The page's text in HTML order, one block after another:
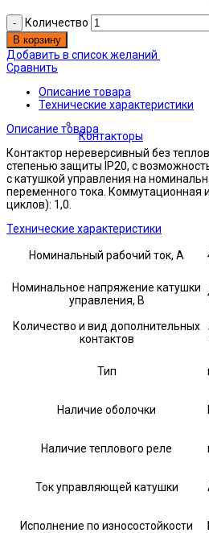
Контакторы
Количество
В корзину
Добавить в список желаний
Сравнить
Описание товара
Технические характеристики
Описание товара
Контактор нереверсивный без
степенью защиты IP20, с
с катушкой управления на
переменного тока. Коммутационная
циклов): 1,0.
Технические характеристики
Номинальный рабочий ток, А
Номинальное напряжение катушки
управления, В
Количество и вид дополнительных
контактов
Тип
Наличие оболочки
Наличие теплового реле
Ток управляющей катушки
Исполнение по износостойкости